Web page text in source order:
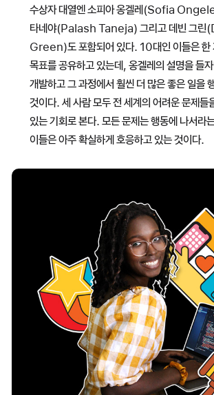
수상자 대열엔 소피아 옹겔레(Sofia
타네야(Palash Taneja) 그리고 데빈 그
Green)도 포함되어 있다. 10대인 이들은 한
목표를 공유하고 있는데, 옹겔레의 설명을 들
개발하고 그 과정에서 훨씬 더 많은 좋은 일을
것이다. 세 사람 모두 전 세계의 어려운 문제들
있는 기회로 본다. 모든 문제는 행동에 나서라
이들은 아주 확실하게 호응하고 있는 것이다.